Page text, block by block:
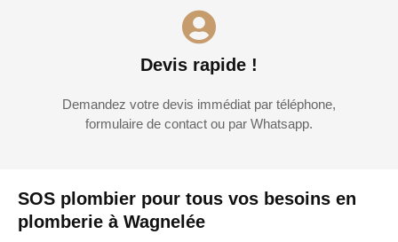
SOS plombier pour tous vos besoins en
plomberie à Wagnelée
Devis rapide !
Demandez votre devis immédiat par téléphone,
formulaire de contact ou par Whatsapp.